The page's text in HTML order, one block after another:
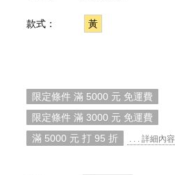
款式： 黃
限定條件 滿 5000 元 免運費
限定條件 滿 3000 元 免運費
滿 5000 元 打 95 折
. . . 詳細內容